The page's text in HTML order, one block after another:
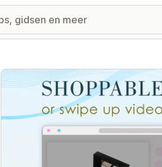
Galerij met uitgelichte afbeeldingen